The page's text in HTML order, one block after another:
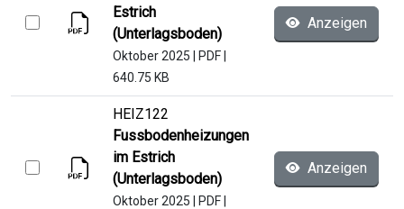
Estrich
(Unterlagsboden)
Oktober 2025 PDF
640.75 KB
Anzeigen
HEIZ122
Fussbodenheizungen
im Estrich
(Unterlagsboden)
Oktober 2025 PDF
Anzeigen